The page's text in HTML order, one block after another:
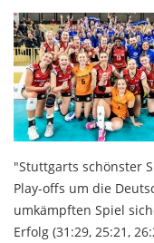
"Stuttgarts schönster
Play-offs um die
umkämpften Spiel
Erfolg (31:29, 25:21,